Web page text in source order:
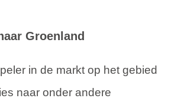
Groenland
in de markt op het gebied
naar onder andere